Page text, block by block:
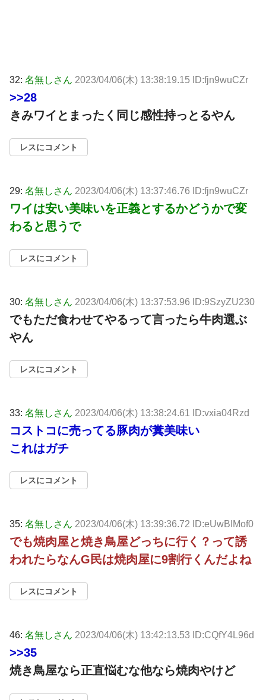
32: 名無しさん 2023/04/06(木) 13:38:19.15 ID:fjn9wuCZr
>>28
きみワイとまったく同じ感性持っとるやん
レスにコメント
29: 名無しさん 2023/04/06(木) 13:37:46.76 ID:fjn9wuCZr
ワイは安い美味いを正義とするかどうかで変
わると思うで
レスにコメント
30: 名無しさん 2023/04/06(木) 13:37:53.96 ID:9SzyZU230
でもただ食わせてやるって言ったら牛肉選ぶ
やん
レスにコメント
33: 名無しさん 2023/04/06(木) 13:38:24.61 ID:vxia04Rzd
コストコに売ってる豚肉が糞美味い
これはガチ
レスにコメント
35: 名無しさん 2023/04/06(木) 13:39:36.72 ID:eUwBIMof0
でも焼肉屋と焼き鳥屋どっちに行く？って誘
われたらなんG民は焼肉屋に9割行くんだよね
レスにコメント
46: 名無しさん 2023/04/06(木) 13:42:13.53 ID:CQfY4L96d
>>35
焼き鳥屋なら正直悩むな他なら焼肉やけど